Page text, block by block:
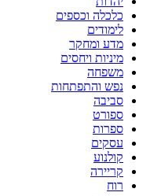
כלכלה וכספים
לימודים
מדע ומחקר
מיניות ויחסים
משפחה
נפש והתפתחות
סביבה
ספורט
ספרות
עסקים
קולנוע
קריירה
רוח